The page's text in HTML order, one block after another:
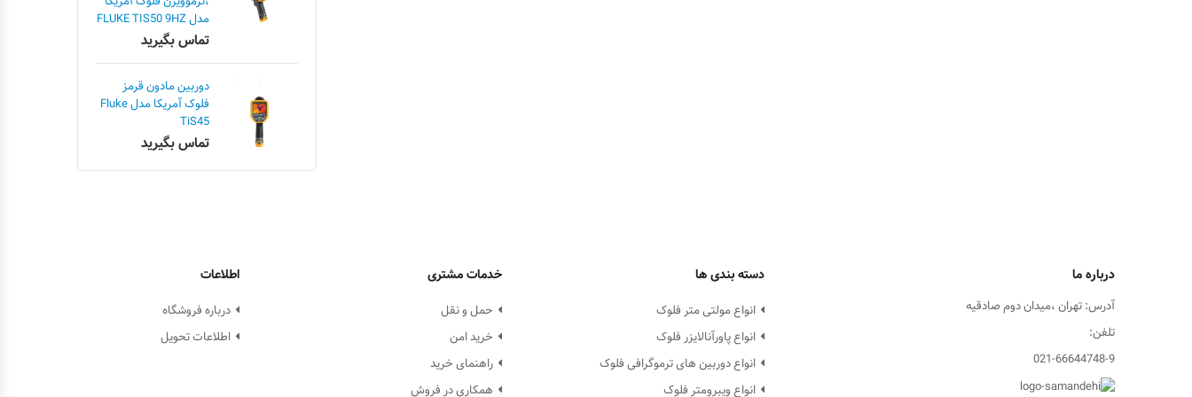
مدل FLUKE TIS50 9HZ
تماس بگیرید
دوربین مادون قرمز
فلوک آمریکا مدل Fluke
TiS45
تماس بگیرید
درباره ما
آدرس: تهران ،میدان دوم صادقیه
تلفن:
021-66644748-9
دسته بندی ها
انواع مولتی متر فلوک
انواع پاورآنالایزر فلوک
انواع دوربین های ترموگرافی فلوک
انواع ویبرومتر فلوک
خدمات مشتری
حمل و نقل
خرید امن
راهنمای خرید
همکاری در فروش
اطلاعات
درباره فروشگاه
اطلاعات تحویل